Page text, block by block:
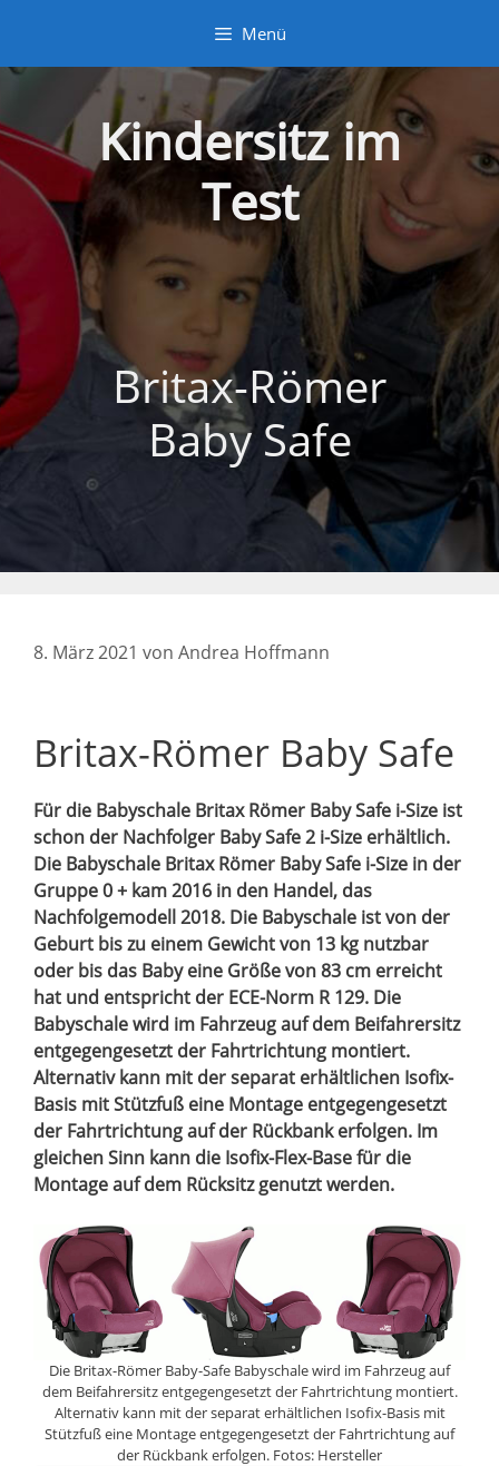
springen
Menü
Kindersitz im
Test
Britax-Römer
Baby Safe
8. März 2021 von Andrea Hoffmann
Britax-Römer Baby Safe
Für die Babyschale Britax Römer Baby Safe i-Size ist
schon der Nachfolger Baby Safe 2 i-Size erhältlich.
Die Babyschale Britax Römer Baby Safe i-Size in der
Gruppe 0 + kam 2016 in den Handel, das
Nachfolgemodell 2018. Die Babyschale ist von der
Geburt bis zu einem Gewicht von 13 kg nutzbar
oder bis das Baby eine Größe von 83 cm erreicht
hat und entspricht der ECE-Norm R 129. Die
Babyschale wird im Fahrzeug auf dem Beifahrersitz
entgegengesetzt der Fahrtrichtung montiert.
Alternativ kann mit der separat erhältlichen Isofix-
Basis mit Stützfuß eine Montage entgegengesetzt
der Fahrtrichtung auf der Rückbank erfolgen. Im
gleichen Sinn kann die Isofix-Flex-Base für die
Montage auf dem Rücksitz genutzt werden.
Die Britax-Römer Baby-Safe Babyschale wird im Fahrzeug auf
dem Beifahrersitz entgegengesetzt der Fahrtrichtung montiert.
Alternativ kann mit der separat erhältlichen Isofix-Basis mit
Stützfuß eine Montage entgegengesetzt der Fahrtrichtung auf
der Rückbank erfolgen. Fotos: Hersteller